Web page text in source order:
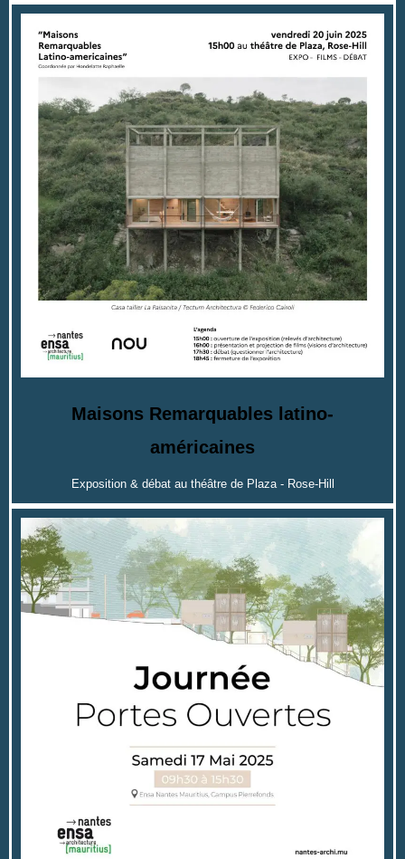
Maisons Remarquables latino-
américaines
Exposition & débat au théâtre de Plaza - Rose-Hill